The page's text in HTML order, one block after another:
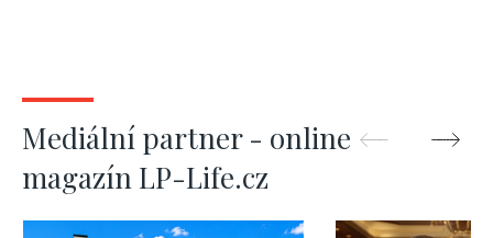
Mediální partner - online
magazín LP-Life.cz